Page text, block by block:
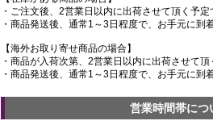
・ご注文後、2営業日以内に出荷させて頂く予定
・商品発送後、通常1～3日程度で、お手元に到
【海外お取り寄せ商品の場合】
・商品が入荷次第、2営業日以内に出荷させて頂
・商品発送後、通常1～3日程度で、お手元に到
営業時間帯につ